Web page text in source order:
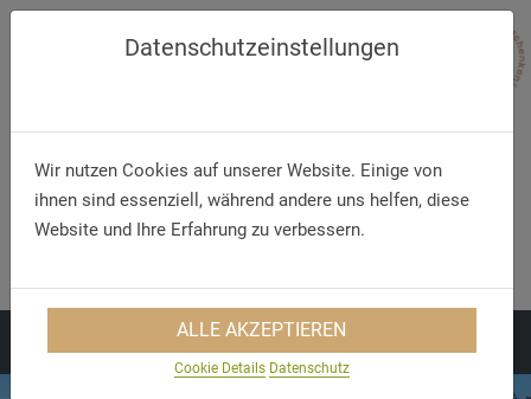
Telefon/WhatsApp
Datenschutzeinstellungen
Wir nutzen Cookies auf unserer Website. Einige von
ihnen sind essenziell, während andere uns helfen, diese
Website und Ihre Erfahrung zu verbessern.
ALLE AKZEPTIEREN
Cookie Details Datenschutz